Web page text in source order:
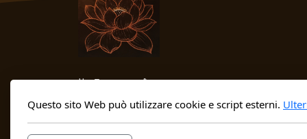
Ullāsaof the Botanist
https://ullasa.ch
Questo sito Web può utilizzare cookie e script esterni.